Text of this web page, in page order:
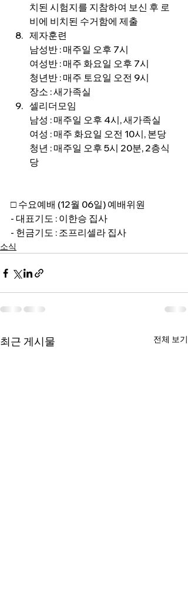
치된 시험지를 지참하여 보신 후 로
비에 비치된 수거함에 제출
제자훈련
남성반 : 매주일 오후 7시
여성반 : 매주 화요일 오후 7시
청년반 : 매주 토요일 오전 9시
장소 : 새가족실
셀리더모임
남성 : 매주일 오후 4시, 새가족실
여성 : 매주 화요일 오전 10시, 본당
청년 : 매주일 오후 5시 20분, 2층식
당
□ 수요예배 (12월 06일) 예배위원
- 대표기도 : 이한승 집사
- 헌금기도 : 조프리셀라 집사
소식
최근 게시물 전체 보기